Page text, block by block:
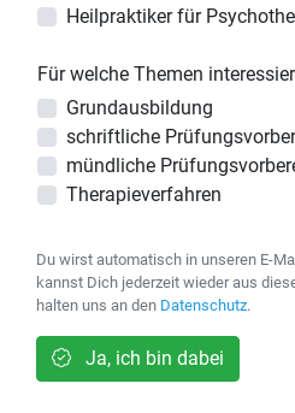
Heilpraktiker für
Für welche Themen
Grundausbildung
schriftliche
mündliche
Therapieverfahren
Du wirst automatisch in unseren E-
kannst Dich jederzeit wieder aus
halten uns an den Datenschutz.
Ja, ich bin dabei